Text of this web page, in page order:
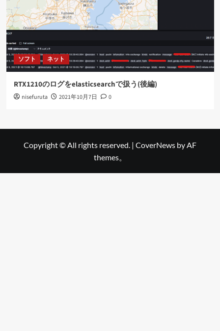
ソフト ネット
RTX1210のログをelasticsearchで扱う(後編)
nisefuruta 2021年10月7日 0
Copyright © All rights reserved. | CoverNews by AF
themes。